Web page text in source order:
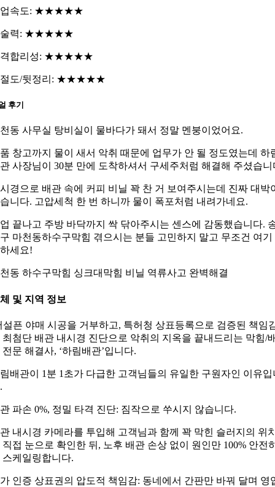
업속도: ★★★★★
술력: ★★★★★
격합리성: ★★★★★
절도/뒷정리: ★★★★★
후기
동 사무실 탕비실이 물바다가 돼서 정말 멘붕이었어요.
창고까지 물이 새서 악취 때문에 업무가 안 될 정도였는데 하
사장님이 30분 만에 도착하셔서 구세주처럼 해결해 주셨습니
경으로 배관 속에 커피 비닐 꽉 찬 거 보여주시는데 진짜 대박
니다. 고압세척 한 번 하니까 물이 폭포처럼 내려가네요.
끝나고 주방 바닥까지 싹 닦아주시는 센스에 감동했습니다.
마천동하수구막힘 겪으시는 분들 고민하지 말고 무조건 여기
세요!
동 하수구막힘 싱크대막힘 비닐 역류사고 완벽해결
및 지역 정보
설픈 야매 시공을 거부하고, 특허청 상표등록으로 검증된 책임
최첨단 배관 내시경 진단으로 악취의 지옥을 끝내드리는 막힘/
전문 해결사, ‘하림배관’입니다.
배관이 1분 1초가 다급한 고객님들의 유일한 구원자인 이유입
파손 0%, 정밀 타격 진단: 짐작으로 쑤시지 않습니다.
내시경 카메라를 투입해 고객님과 함께 꽉 막힌 슬러지의 위
직접 눈으로 확인한 뒤, 노후 배관 손상 없이 원인만 100% 안전
스케일링합니다.
인증 상표권의 압도적 책임감: 동네에서 간판만 바꿔 달며 영